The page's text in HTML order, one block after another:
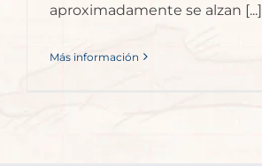
aproximadamente se alzan [...]
Más información